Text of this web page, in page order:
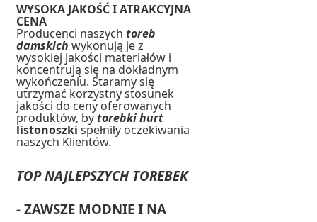
WYSOKA JAKOŚĆ I ATRAKCYJNA
CENA
Producenci naszychtoreb
damskich wykonują je z
wysokiej jakości materiałów i
koncentrują się na dokładnym
wykończeniu. Staramy się
utrzymać korzystny stosunek
jakości do ceny oferowanych
produktów, bytorebki hurt
listonoszkispełniły oczekiwania
naszych Klientów.
TOP NAJLEPSZYCH TOREBEK
- ZAWSZE MODNIE I NA